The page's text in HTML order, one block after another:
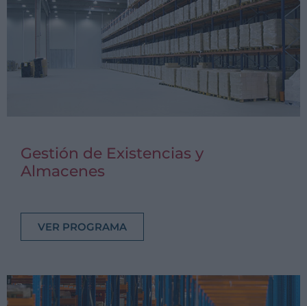
Gestión de Existencias y
Almacenes
VER PROGRAMA